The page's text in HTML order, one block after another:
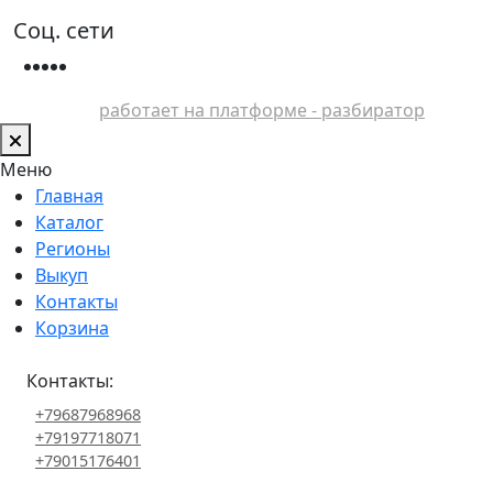
Соц. сети
работает на платформе - разбиратор
Меню
Главная
Каталог
Регионы
Выкуп
Контакты
Корзина
Контакты:
+79687968968
+79197718071
+79015176401